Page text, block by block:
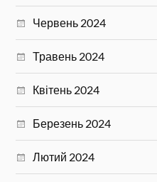
Червень 2024
Травень 2024
Квітень 2024
Березень 2024
Лютий 2024